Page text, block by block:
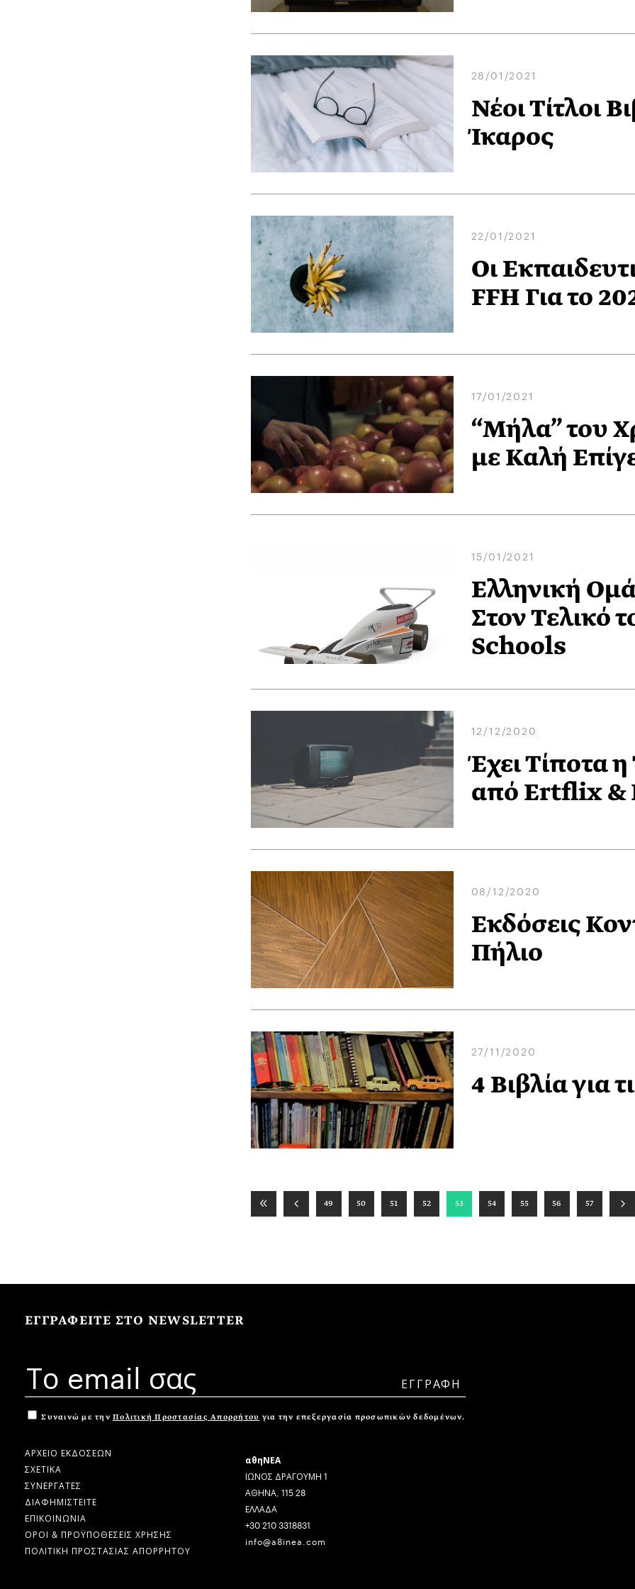
28/01/2021
Νέοι Τίτλοι
Ίκαρος
22/01/2021
Οι
FFH Για το
17/01/2021
“Μήλα” του
με Καλή
15/01/2021
Ελληνική
Στον Τελικό
Schools
12/12/2020
Έχει Τίποτα
από Ertflix
08/12/2020
Εκδόσεις
Πήλιο
27/11/2020
4 Βιβλία για
49 50 51 52 53 54 55 56 57
ΕΓΓΡΑΦΕΙΤΕ ΣΤΟ NEWSLETTER
Συναινώ με την Πολιτική Προστασίας Απορρήτου για την επεξεργασία προσωπικών δεδομένων.
ΑΡΧΕΙΟ ΕΚΔΟΣΕΩΝ
ΣΧΕΤΙΚΑ
ΣΥΝΕΡΓΑΤΕΣ
ΔΙΑΦΗΜΙΣΤΕΙΤΕ
ΕΠΙΚΟΙΝΩΝΙΑ
ΟΡΟΙ & ΠΡΟΫΠΟΘΕΣΕΙΣ ΧΡΗΣΗΣ
ΠΟΛΙΤΙΚΗ ΠΡΟΣΤΑΣΙΑΣ ΑΠΟΡΡΗΤΟΥ
αθηΝΕΑ
ΙΩΝΟΣ ΔΡΑΓΟΥΜΗ 1
ΑΘΗΝΑ, 115 28
ΕΛΛΑΔΑ
+30 210 3318831
info@a8inea.com